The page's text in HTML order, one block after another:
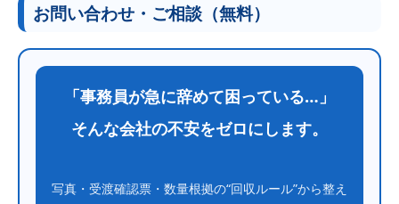
お問い合わせ・ご相談（無料）
「事務員が急に辞めて困っている…」
そんな会社の不安をゼロにします。
写真・受渡確認票・数量根拠の“回収ルール”から整え